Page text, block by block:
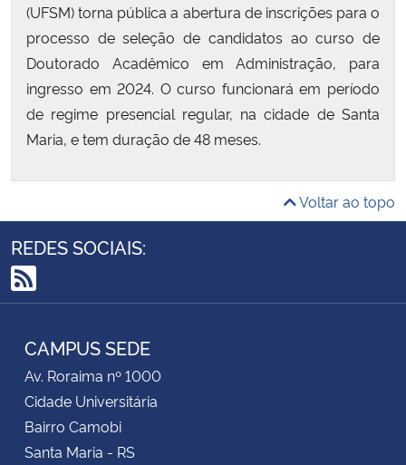
(UFSM) torna pública a abertura de inscrições para o
processo de seleção de candidatos ao curso de
Doutorado Acadêmico em Administração, para
ingresso em 2024. O curso funcionará em período
de regime presencial regular, na cidade de Santa
Maria, e tem duração de 48 meses.
Voltar ao topo
REDES SOCIAIS:
RSS
CAMPUS SEDE
Av. Roraima nº 1000
Cidade Universitária
Bairro Camobi
Santa Maria - RS